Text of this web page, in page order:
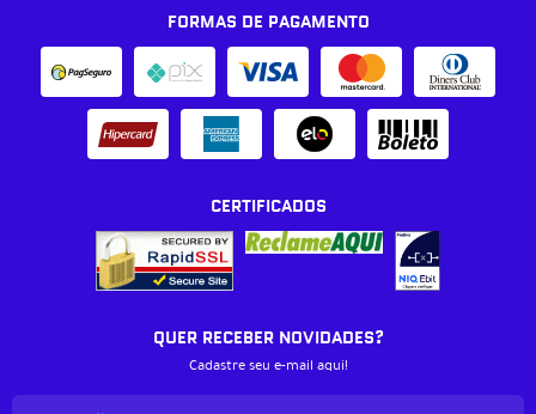
FORMAS DE PAGAMENTO
CERTIFICADOS
QUER RECEBER NOVIDADES?
Cadastre seu e-mail aqui!